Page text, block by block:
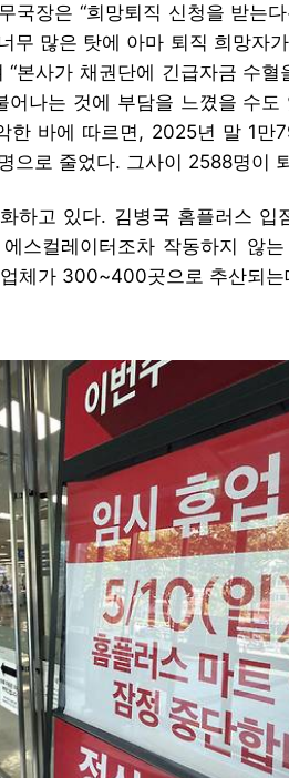
국장은 “희망퇴직 신청을 받는
무 많은 탓에 아마 퇴직 희망자
“본사가 채권단에 긴급자금 수
어나는 것에 부담을 느꼈을 수
한 바에 따르면, 2025년 말 1만
으로 줄었다. 그사이 2588명이
하고 있다. 김병국 홈플러스 입
스컬레이터조차 작동하지 않
체가 300~400곳으로 추산되는